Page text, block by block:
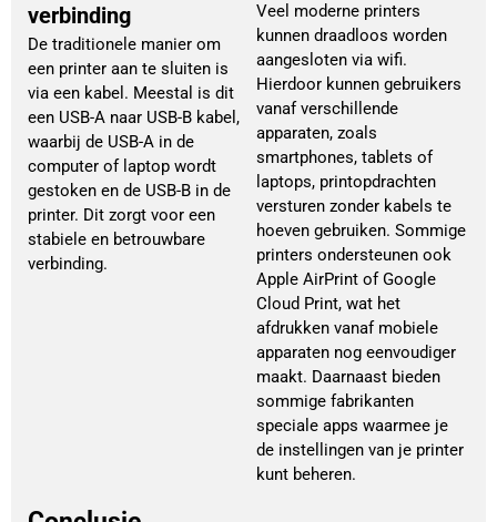
verbinding
De traditionele manier om
een printer aan te sluiten is
via een kabel. Meestal is dit
een USB-A naar USB-B kabel,
waarbij de USB-A in de
computer of laptop wordt
gestoken en de USB-B in de
printer. Dit zorgt voor een
stabiele en betrouwbare
verbinding.
Veel moderne printers
kunnen draadloos worden
aangesloten via wifi.
Hierdoor kunnen gebruikers
vanaf verschillende
apparaten, zoals
smartphones, tablets of
laptops, printopdrachten
versturen zonder kabels te
hoeven gebruiken. Sommige
printers ondersteunen ook
Apple AirPrint of Google
Cloud Print, wat het
afdrukken vanaf mobiele
apparaten nog eenvoudiger
maakt. Daarnaast bieden
sommige fabrikanten
speciale apps waarmee je
de instellingen van je printer
kunt beheren.